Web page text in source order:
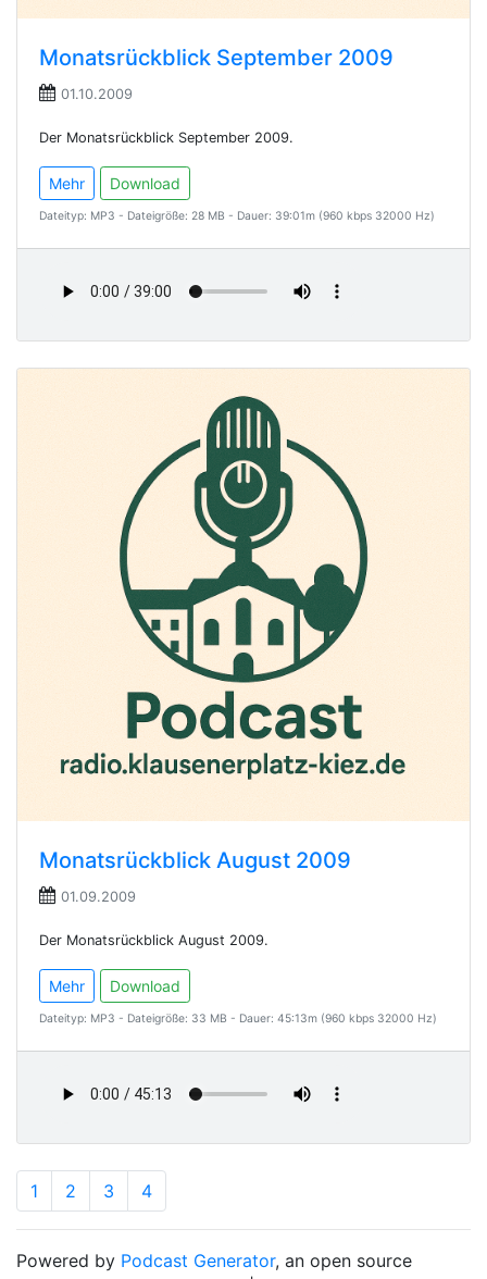
Monatsrückblick September 2009
01.10.2009
Der Monatsrückblick September 2009.
Mehr Download
Dateityp: MP3 - Dateigröße: 28 MB - Dauer: 39:01m (960 kbps 32000 Hz)
Monatsrückblick August 2009
01.09.2009
Der Monatsrückblick August 2009.
Mehr Download
Dateityp: MP3 - Dateigröße: 33 MB - Dauer: 45:13m (960 kbps 32000 Hz)
1 2 3 4
Powered by Podcast Generator, an open source